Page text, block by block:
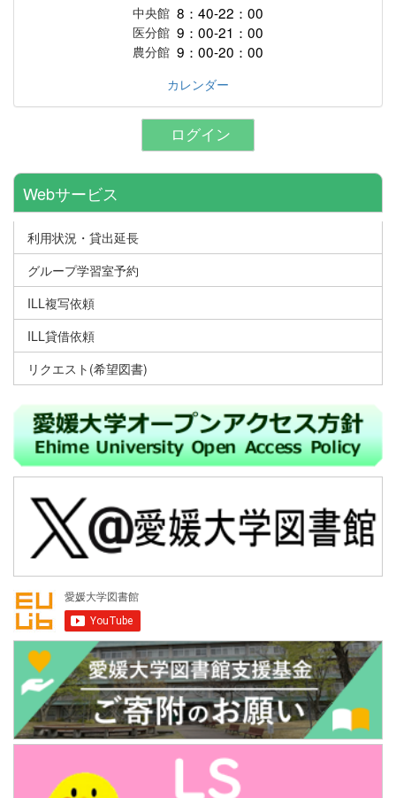
中央館 8：40-22：00
医分館 9：00-21：00
農分館 9：00-20：00
カレンダー
ログイン
Webサービス
利用状況・貸出延長
グループ学習室予約
ILL複写依頼
ILL貸借依頼
リクエスト(希望図書)